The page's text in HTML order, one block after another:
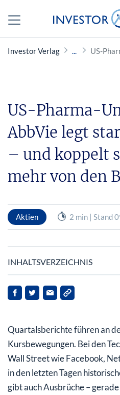
Investor Verlag US-
US-Pharma-
AbbVie legt
– und koppelt
mehr von den
Aktien 2 min | Stand
INHALTSVERZEICHNIS
Starke Pipeline von
Gewinn stärkt deutlich
Dividende erneut
Solider Outperformer in
Quartalsberichte führen an
Kursbewegungen. Bei den
Wall Street wie Facebook,
in den letzten Tagen
gibt auch Ausbrüche –